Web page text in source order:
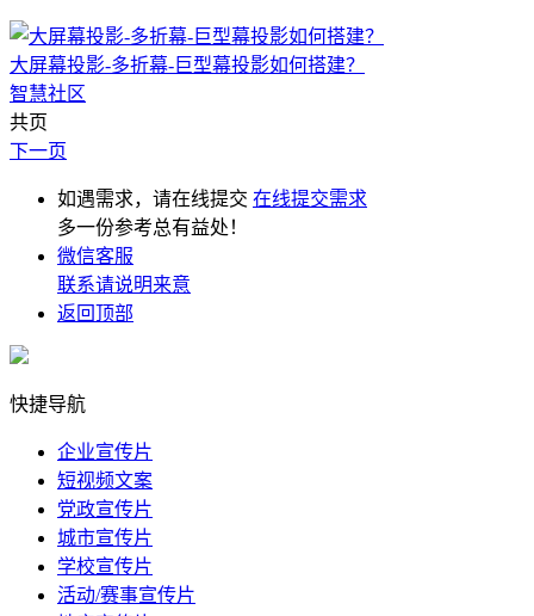
大屏幕投影-多折幕-巨型幕投影如何搭建？
智慧社区
共页
下一页
如遇需求，请在线提交 在线提交需求
多一份参考总有益处！
微信客服
联系请说明来意
返回顶部
快捷导航
企业宣传片
短视频文案
党政宣传片
城市宣传片
学校宣传片
活动/赛事宣传片